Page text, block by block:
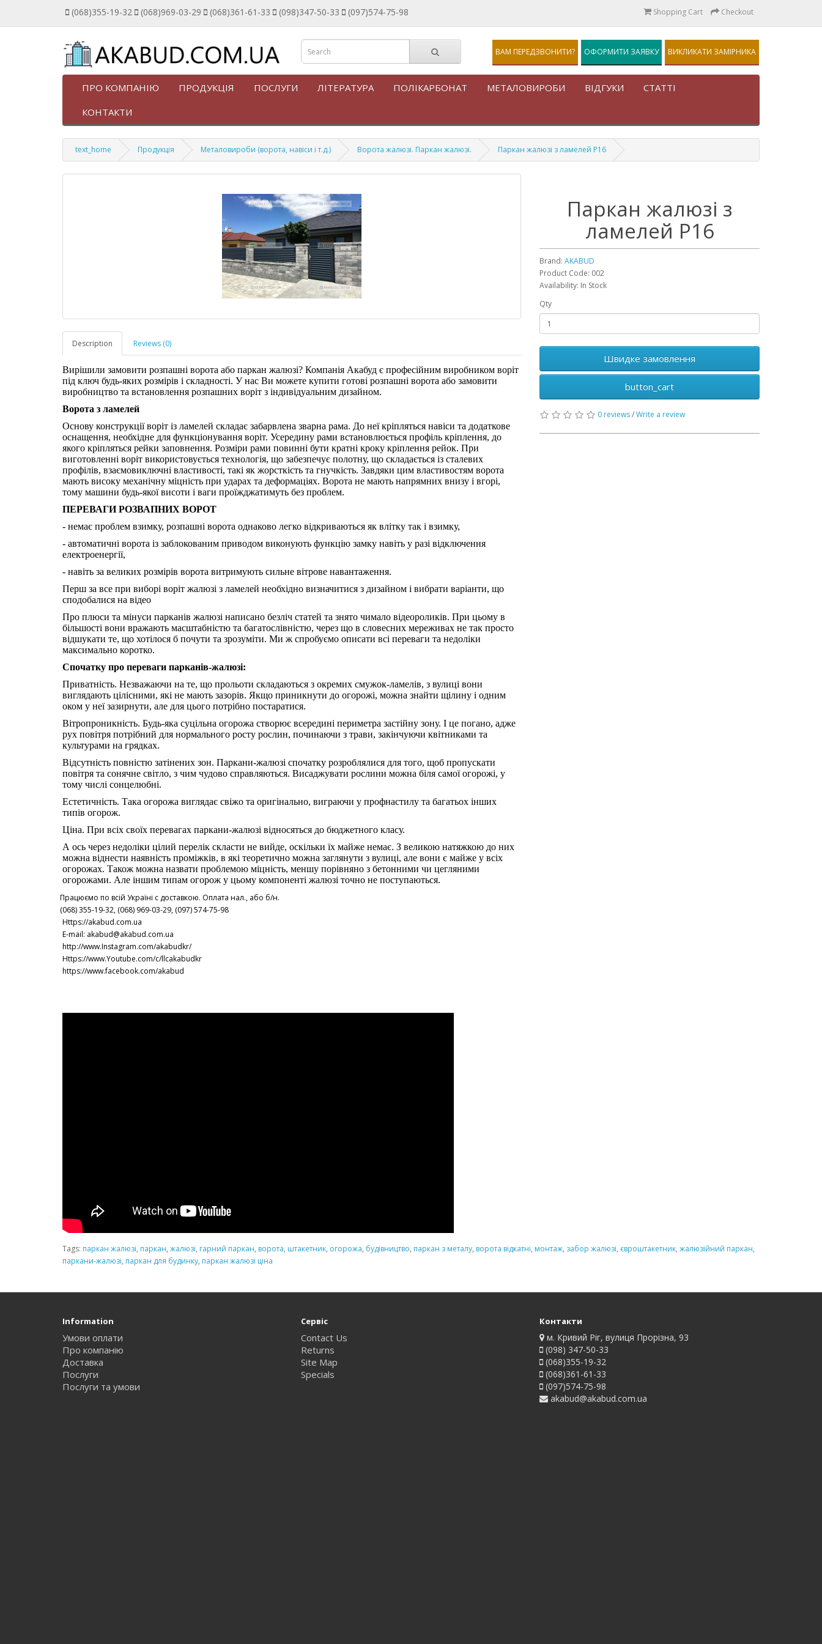
(068)355-19-32 (068)969-03-29 (068)361-61-33 (098)347-50-33 (097)574-75-98 Shopping Cart Checkout
ВАМ ПЕРЕДЗВОНИТИ? ОФОРМИТИ ЗАЯВКУ ВИКЛИКАТИ ЗАМІРНИКА
ПРО КОМПАНІЮ ПРОДУКЦІЯ ПОСЛУГИ ЛІТЕРАТУРА ПОЛІКАРБОНАТ МЕТАЛОВИРОБИ ВІДГУКИ
СТАТТІ
КОНТАКТИ
text_home Продукція Металовироби (ворота, навіси і т.д.) Ворота жалюзі. Паркан жалюзі. Паркан жалюзі з ламелей Р16
Description Reviews (0)
Вирішили замовити розпашні ворота або паркан жалюзі? Компанія Акабуд є професійним виробником воріт
під ключ будь-яких розмірів і складності. У нас Ви можете купити готові розпашні ворота або замовити
виробництво та встановлення розпашних воріт з індивідуальним дизайном.
Ворота з ламелей
Основу конструкції воріт із ламелей складає забарвлена зварна рама. До неї кріпляться навіси та додаткове
оснащення, необхідне для функціонування воріт. Усередину рами встановлюється профіль кріплення, до
якого кріпляться рейки заповнення. Розміри рами повинні бути кратні кроку кріплення рейок. При
виготовленні воріт використовується технологія, що забезпечує полотну, що складається із сталевих
профілів, взаємовиключні властивості, такі як жорсткість та гнучкість. Завдяки цим властивостям ворота
мають високу механічну міцність при ударах та деформаціях. Ворота не мають напрямних внизу і вгорі,
тому машини будь-якої висоти і ваги проїжджатимуть без проблем.
ПЕРЕВАГИ РОЗВАПНИХ ВОРОТ
- немає проблем взимку, розпашні ворота однаково легко відкриваються як влітку так і взимку,
- автоматичні ворота із заблокованим приводом виконують функцію замку навіть у разі відключення
електроенергії,
- навіть за великих розмірів ворота витримують сильне вітрове навантаження.
Перш за все при виборі воріт жалюзі з ламелей необхідно визначитися з дизайном і вибрати варіанти, що
сподобалися на відео
Про плюси та мінуси парканів жалюзі написано безліч статей та знято чимало відеороликів. При цьому в
більшості вони вражають масштабністю та багатослівністю, через що в словесних мереживах не так просто
відшукати те, що хотілося б почути та зрозуміти. Ми ж спробуємо описати всі переваги та недоліки
максимально коротко.
Спочатку про переваги парканів-жалюзі:
Приватність. Незважаючи на те, що прольоти складаються з окремих смужок-ламелів, з вулиці вони
виглядають цілісними, які не мають зазорів. Якщо приникнути до огорожі, можна знайти щілину і одним
оком у неї зазирнути, але для цього потрібно постаратися.
Вітропроникність. Будь-яка суцільна огорожа створює всередині периметра застійну зону. І це погано, адже
рух повітря потрібний для нормального росту рослин, починаючи з трави, закінчуючи квітниками та
культурами на грядках.
Відсутність повністю затінених зон. Паркани-жалюзі спочатку розроблялися для того, щоб пропускати
повітря та сонячне світло, з чим чудово справляються. Висаджувати рослини можна біля самої огорожі, у
тому числі сонцелюбні.
Естетичність. Така огорожа виглядає свіжо та оригінально, виграючи у профнастилу та багатьох інших
типів огорож.
Ціна. При всіх своїх перевагах паркани-жалюзі відносяться до бюджетного класу.
А ось через недоліки цілий перелік скласти не вийде, оскільки їх майже немає. З великою натяжкою до них
можна віднести наявність проміжків, в які теоретично можна заглянути з вулиці, але вони є майже у всіх
огорожах. Також можна назвати проблемою міцність, меншу порівняно з бетонними чи цегляними
огорожами. Але іншим типам огорож у цьому компоненті жалюзі точно не поступаються.
Працюємо по всій Україні с доставкою. Оплата нал., або б/н.
(068) 355-19-32, (068) 969-03-29, (097) 574-75-98
Https://akabud.com.ua
E-mail: akabud@akabud.com.ua
http://www.Instagram.com/akabudkr/
Https://www.Youtube.com/c/llcakabudkr
https://www.facebook.com/akabud
Паркан жалюзі з
ламелей Р16
Brand: AKABUD
Product Code: 002
Availability: In Stock
Qty
Швидке замовлення
button_cart
0 reviews/Write a review
Tags: паркан жалюзі, паркан, жалюзі, гарний паркан, ворота, штакетник, огорожа, будівництво, паркан з металу, ворота відкатні, монтаж, забор жалюзі, євроштакетник, жалюзійний паркан,
паркани-жалюзі, паркан для будинку, паркан жалюзі ціна
Information
Умови оплати
Про компанію
Доставка
Послуги
Послуги та умови
Сервіс
Contact Us
Returns
Site Map
Specials
Контакти
м. Кривий Ріг, вулиця Прорізна, 93
(098) 347-50-33
(068)355-19-32
(068)361-61-33
(097)574-75-98
akabud@akabud.com.ua